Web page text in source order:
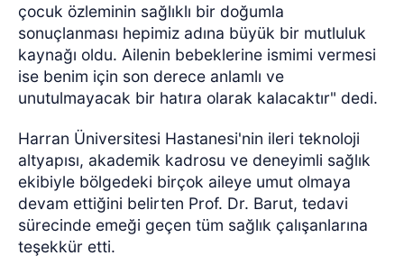
çocuk özleminin sağlıklı bir doğumla
sonuçlanması hepimiz adına büyük bir mutluluk
kaynağı oldu. Ailenin bebeklerine ismimi vermesi
ise benim için son derece anlamlı ve
unutulmayacak bir hatıra olarak kalacaktır" dedi.
Harran Üniversitesi Hastanesi'nin ileri teknoloji
altyapısı, akademik kadrosu ve deneyimli sağlık
ekibiyle bölgedeki birçok aileye umut olmaya
devam ettiğini belirten Prof. Dr. Barut, tedavi
sürecinde emeği geçen tüm sağlık çalışanlarına
teşekkür etti.